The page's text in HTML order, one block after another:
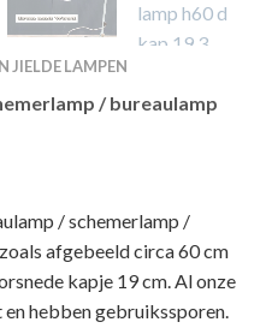
JIELDE LAMPEN
/ bureaulamp
/ schemerlamp /
afgebeeld circa 60 cm
kapje 19 cm. Al onze
hebben gebruikssporen.